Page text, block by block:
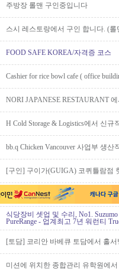
주방장 롤맨 구인중입니다
스시 레스토랑에서 구인 합니다. (롤
FOOD SAFE KOREA/자격증 코스
Cashier for rice bowl cafe ( office
NORI JAPANESE RESTAURANT
H Cold Storage & Logistics에서 신규
bb.q Chicken Vancouver 사업부 생
[구인] 구이가(GUIGA) 코퀴틀람점
식당장비 셋업 및 수리, No1.
PureRange - 업계최고 7년 워런티
[토담] 코리안 바베큐 토담에서 홀
미션에 위치한 종합관리 유학원에